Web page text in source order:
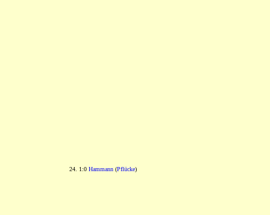
24. 1:0 Hammann (Pflücke)